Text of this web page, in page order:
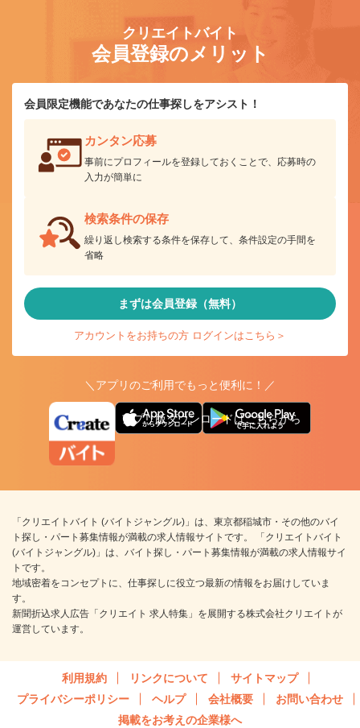
クリエイトバイト
会員登録のメリット
会員限定機能であなたの仕事探しをアシスト！
カンタン応募
事前にプロフィールを登録しておくことで、応募時の
入力が簡単に
検索条件の保存
繰り返し検索する条件を保存して、条件設定の手間を
省略
まずは会員登録（無料）
アカウントをお持ちの方 ログインはこちら＞
＼アプリのご利用でもっと便利に！／
アプリ版ダウンロードはこちらから
「クリエイトバイト (バイトジャングル)」は、東京都稲城市・その他のバイ
ト探し・パート募集情報が満載の求人情報サイトです。 「クリエイトバイト
(バイトジャングル)」は、バイト探し・パート募集情報が満載の求人情報サイ
トです。
地域密着をコンセプトに、仕事探しに役立つ最新の情報をお届けしていま
す。
新聞折込求人広告「クリエイト 求人特集」を展開する株式会社クリエイトが
運営しています。
利用規約 リンクについて
サイトマップ
プライバシーポリシー
ヘルプ 会社概要
お問い合わせ
掲載をお考えの企業様へ